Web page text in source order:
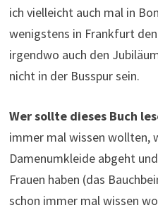
ich vielleicht auch mal in
wenigstens in Frankfurt
irgendwo auch den
nicht in der Busspur sein.
Wer sollte dieses Buch
immer mal wissen wollten,
Damenumkleide abgeht
Frauen haben (das
schon immer mal wissen